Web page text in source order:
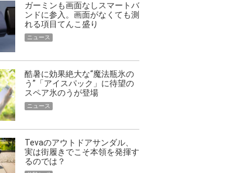
ガーミンも画面なしスマートバ
ンドに参入。画面がなくても測
れる項目てんこ盛り
ニュース
酷暑に効果絶大な“魔法瓶氷の
う”「アイスパック」に待望の
スペア氷のうが登場
ニュース
Tevaのアウトドアサンダル、
実は街履きでこそ本領を発揮す
るのでは？